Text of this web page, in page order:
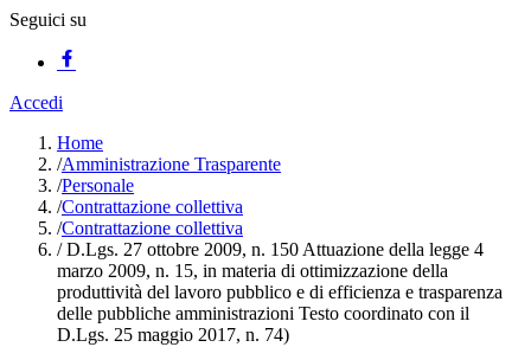
Seguici su
Accedi
Home
/Amministrazione Trasparente
/Personale
/Contrattazione collettiva
/Contrattazione collettiva
/D.Lgs. 27 ottobre 2009, n. 150 Attuazione della legge 4
marzo 2009, n. 15, in materia di ottimizzazione della
produttività del lavoro pubblico e di efficienza e trasparenza
delle pubbliche amministrazioni Testo coordinato con il
D.Lgs. 25 maggio 2017, n. 74)